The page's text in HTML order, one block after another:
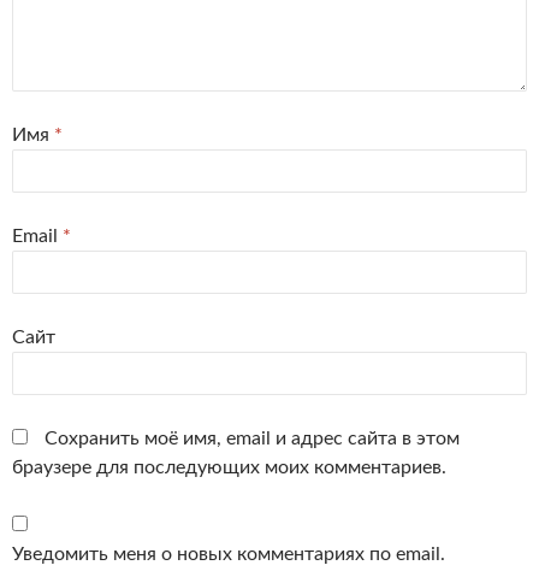
Имя *
Email *
Сайт
Сохранить моё имя, email и адрес сайта в этом
браузере для последующих моих комментариев.
Уведомить меня о новых комментариях по email.